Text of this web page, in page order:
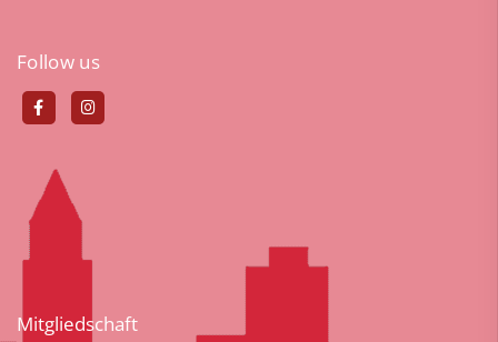
Follow us
Mitgliedschaft